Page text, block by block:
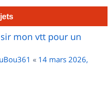
mon vtt pour un
« 14 mars 2026,